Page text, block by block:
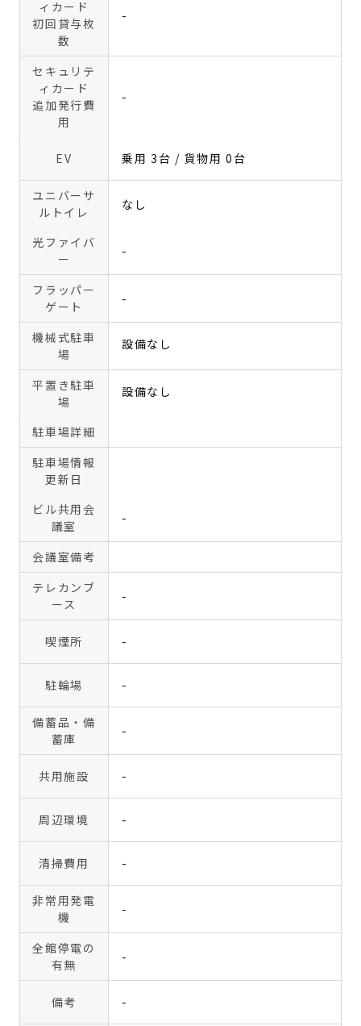
ィカード
初回貸与枚
数
-
セキュリテ
ィカード
追加発行費
用
-
EV 乗用 3台 / 貨物用 0台
ユニバーサ
ルトイレ
なし
光ファイバ
ー
-
フラッパー
ゲート
-
機械式駐車
場
設備なし
平置き駐車
場
設備なし
駐車場詳細
駐車場情報
更新日
ビル共用会
議室
-
会議室備考
テレカンブ
ース
-
喫煙所 -
駐輪場 -
備蓄品・備
蓄庫
-
共用施設 -
周辺環境 -
清掃費用 -
非常用発電
機
-
全館停電の
有無
-
備考 -